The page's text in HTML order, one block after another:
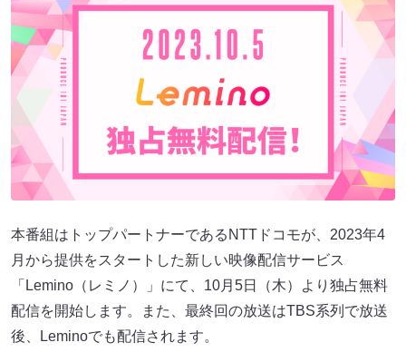
本番組はトップパートナーであるNTTドコモが、2023年4
月から提供をスタートした新しい映像配信サービス
「Lemino（レミノ）」にて、10月5日（木）より独占無料
配信を開始します。また、最終回の放送はTBS系列で放送
後、Leminoでも配信されます。